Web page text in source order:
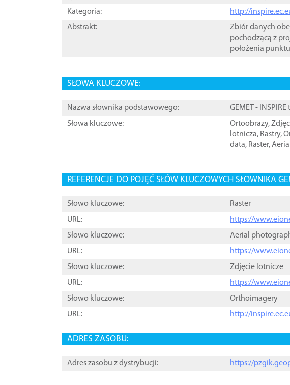
Kategoria:
http://
Abstrakt:
Zbiór danych
pochodzącą z
położenia
SŁOWA KLUCZOWE:
Nazwa słownika podstawowego:
GEMET -
Słowa kluczowe:
Ortoobrazy,
lotnicza, Rastry,
data, Raster,
REFERENCJE DO POJĘĆ SŁÓW KLUCZOWYCH SŁOWNIKA
Słowo kluczowe:
Raster
URL:
https://
Słowo kluczowe:
Aerial
URL:
https://
Słowo kluczowe:
Zdjęcie lotnicze
URL:
https://
Słowo kluczowe:
Orthoimagery
URL:
http://
ADRES ZASOBU:
Adres zasobu z dystrybucji: https://